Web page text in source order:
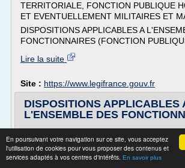
En poursuivant votre navigation sur ce site, vous acceptez
l'utilisation de cookies pour vous proposer des contenus et
services adaptés à vos centres d'intérêts. En savoir plus
TERRITORIALE, FONCTION PUBLIQUE
ET EVENTUELLEMENT MILITAIRES ET
DISPOSITIONS APPLICABLES A
FONCTIONNAIRES (FONCTION
Lire la suite
Site : https://www.legifrance.gouv.fr
DISPOSITIONS APPLICABLES
L'ENSEMBLE DES
Bases de données
Vous êtes dans : Accueil > Recherche
législation et la réglementation en vigueur >